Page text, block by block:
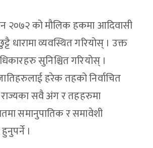
२०७२ को मौलिक हकमा आदिवासी
धारामा व्यवस्थित गरियोस् । उक्त
सुनिश्चित गरियोस् ।
हरेक तहको निर्वाचित
सवै अंग र तहहरुमा
समानुपातिक र समावेशी
।